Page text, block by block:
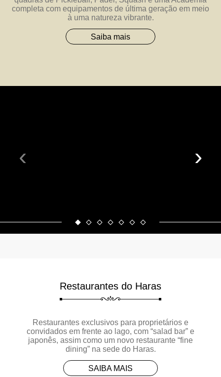
‹ ›
completa com equipamentos de última geração em meio
à uma natureza vibrante.
Saiba mais
Restaurantes do Haras
Restaurantes exclusivos para proprietários e
convidados em frente ao lago, com “salad bar” e
japonês, assim como um novo restaurante “fine
dining” na sede do Haras.
SAIBA MAIS